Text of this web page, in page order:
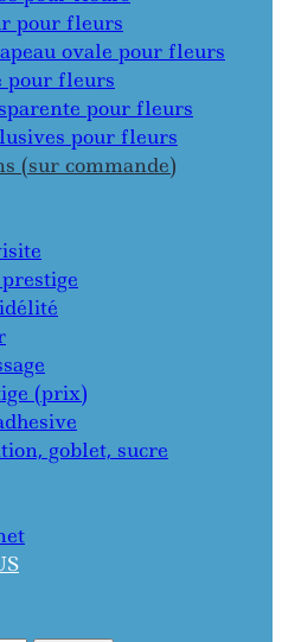
pour fleurs
ovale pour fleurs
pour fleurs
pour fleurs
pour fleurs
(sur commande)
(prix)
goblet, sucre